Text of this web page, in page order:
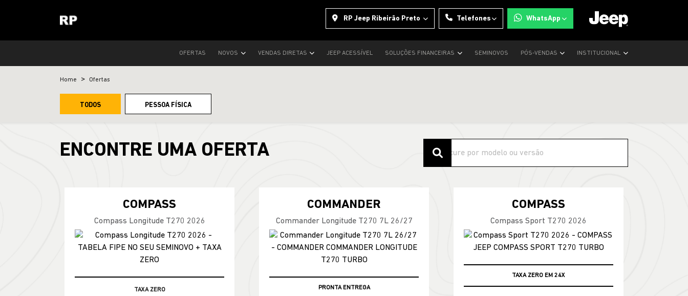
RP Jeep Ribeirão Preto Telefones WhatsApp
OFERTAS NOVOS VENDAS DIRETAS JEEP ACESSÍVEL SOLUÇÕES FINANCEIRAS SEMINOVOS PÓS-VENDAS INSTITUCIONAL
Home Ofertas
TODOS PESSOA FÍSICA
ENCONTRE UMA OFERTA
COMPASS
Compass Longitude T270 2026
100% DA TABELA FIPE NO SEU USADO
COMMANDER
Commander Longitude T270 7L 26/27
PRONTA ENTREGA
COMPASS
Compass Sport T270 2026
TAXA ZERO EM 24X